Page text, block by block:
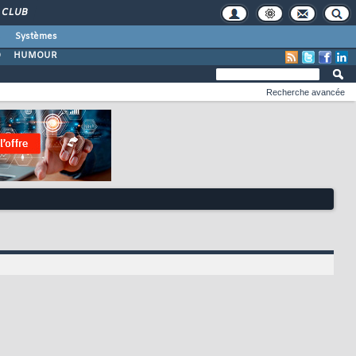
CLUB
Systèmes
HUMOUR
Recherche avancée